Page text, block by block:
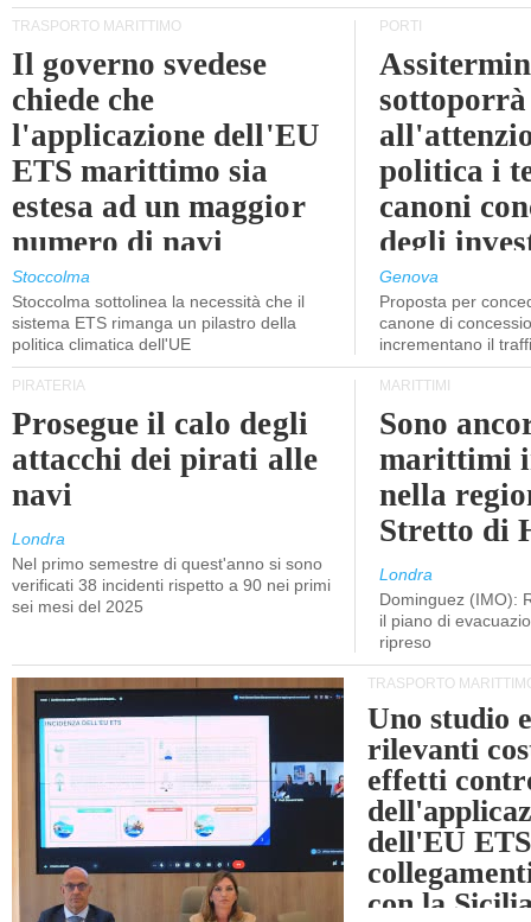
TRASPORTO MARITTIMO
Il governo svedese
chiede che
l'applicazione dell'EU
ETS marittimo sia
estesa ad un maggior
numero di navi
Stoccolma
Stoccolma sottolinea la necessità che il
sistema ETS rimanga un pilastro della
politica climatica dell'UE
PORTI
sottoporrà
politica i
canoni
degli
Genova
Proposta per
canone di
incrementano il
PIRATERIA
Prosegue il calo degli
attacchi dei pirati alle
navi
Londra
Nel primo semestre di quest'anno si sono
verificati 38 incidenti rispetto a 90 nei primi
sei mesi del 2025
MARITTIMI
Sono
marittimi
nella
Stretto di
Londra
Dominguez (IMO):
il piano di
ripreso
TRASPORTO
Uno studio
rilevanti
effetti
dell'EU
con la